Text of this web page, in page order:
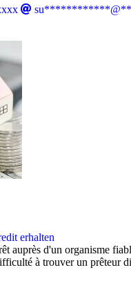
erhalten
auprès d'un organisme
à trouver un prêteur